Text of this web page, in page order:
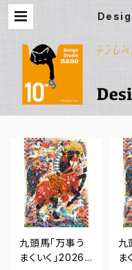
九頭馬「万事う
まくいく」2026
九
ま